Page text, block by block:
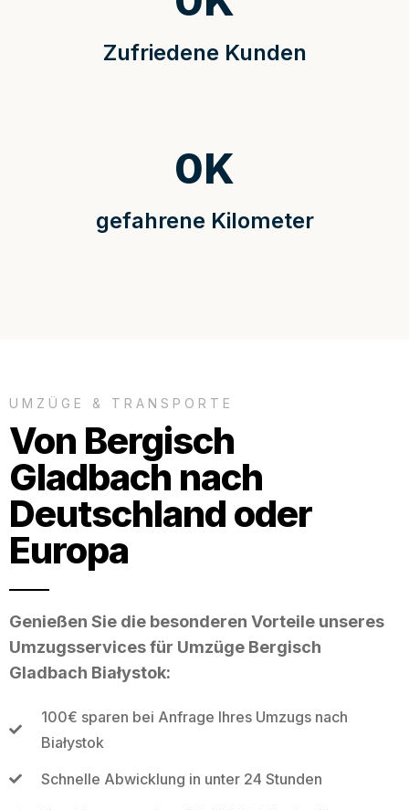
Zufriedene Kunden
gefahrene Kilometer
0K
UMZÜGE & TRANSPORTE
Von Bergisch
Gladbach nach
Deutschland oder
Europa
Genießen Sie die besonderen Vorteile unseres
Umzugsservices für Umzüge Bergisch
Gladbach Białystok:
100€ sparen bei Anfrage Ihres Umzugs nach
Białystok
Schnelle Abwicklung in unter 24 Stunden